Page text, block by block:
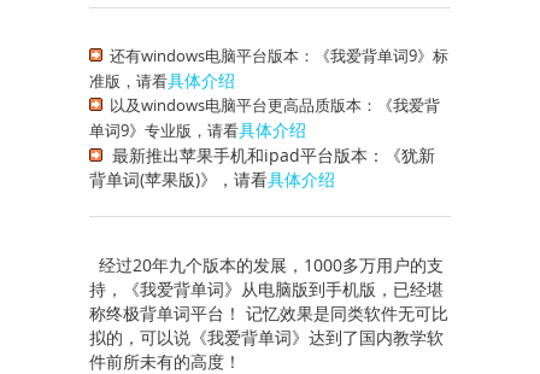
还有windows电脑平台版本：《我爱背单词9》标
准版，请看具体介绍
以及windows电脑平台更高品质版本：《我爱背
单词9》专业版，请看具体介绍
最新推出苹果手机和ipad平台版本：《犹新
背单词(苹果版)》，请看具体介绍
经过20年九个版本的发展，1000多万用户的支
持，《我爱背单词》从电脑版到手机版，已经堪
称终极背单词平台！ 记忆效果是同类软件无可比
拟的，可以说《我爱背单词》达到了国内教学软
件前所未有的高度！